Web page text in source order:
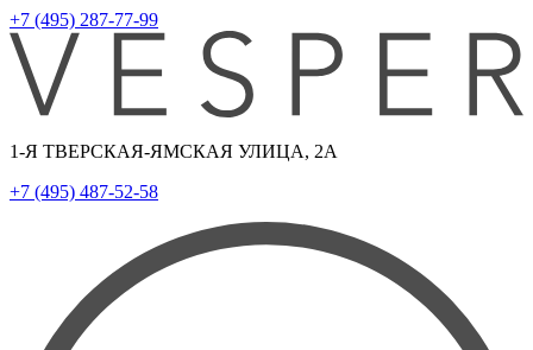
+7 (495) 287-77-99
1-Я ТВЕРСКАЯ-ЯМСКАЯ УЛИЦА, 2А
+7 (495) 487-52-58